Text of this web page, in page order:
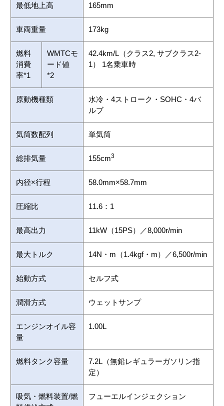
最低地上高 165mm
車両重量 173kg
燃料
消費
率*1
WMTCモ
ード値
*2
42.4km/L（クラス2, サブクラス2-
1） 1名乗車時
原動機種類
水冷・4ストローク・SOHC・4バ
ルブ
気筒数配列 単気筒
総排気量 155cm3
内径×行程 58.0mm×58.7mm
圧縮比 11.6：1
最高出力 11kW（15PS）／8,000r/min
最大トルク 14N・m（1.4kgf・m）／6,500r/min
始動方式 セルフ式
潤滑方式 ウェットサンプ
エンジンオイル容
量
1.00L
燃料タンク容量
7.2L（無鉛レギュラーガソリン指
定）
吸気・燃料装置/燃
フューエルインジェクション